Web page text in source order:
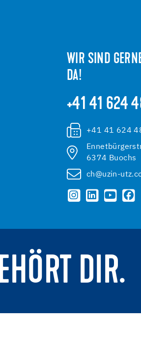
WIR SIND
DA!
+41 41 624
+41 41 624
6374 Buochs
ch@uzin-
DIR.